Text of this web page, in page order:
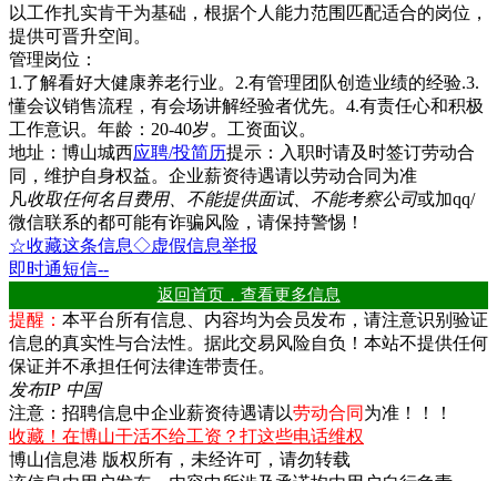
以工作扎实肯干为基础，根据个人能力范围匹配适合的岗位，
提供可晋升空间。
管理岗位：
1.了解看好大健康养老行业。2.有管理团队创造业绩的经验.3.
懂会议销售流程，有会场讲解经验者优先。4.有责任心和积极
工作意识。年龄：20-40岁。工资面议。
地址：博山城西应聘/投简历提示：入职时请及时签订劳动合
同 ，维护自身权益。企业薪资待遇请以劳动合同 为准
凡收取任何名目费用、不能提供面试、不能考察公司或加qq/
微信联系的都可能有诈骗风险，请保持警惕！
☆收藏这条信息◇虚假信息举报
即时通短信--
返回首页，查看更多信息
提醒： 本平台所有信息、内容均为会员发布，请注意识别验证
信息的真实性与合法性。据此交易风险自负！本站不提供任何
保证并不承担任何法律连带责任。
发布IP 中国
注意：招聘信息中企业薪资待遇请以劳动合同 为准！！！
收藏！在博山干活不给工资？打这些电话维权
博山信息港 版权所有，未经许可，请勿转载